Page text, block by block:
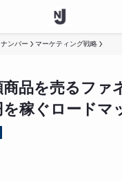
ンバー マーケティング戦略
商品を売るファ
を稼ぐロードマ